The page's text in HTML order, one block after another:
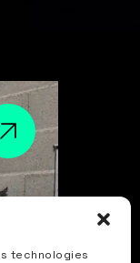
technologies